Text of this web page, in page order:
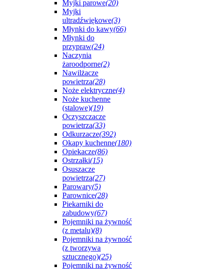
Myjki parowe(20)
Myjki
ultradźwiękowe(3)
Młynki do kawy(66)
Młynki do
przypraw(24)
Naczynia
żaroodporne(2)
Nawilżacze
powietrza(28)
Noże elektryczne(4)
Noże kuchenne
(stalowe)(19)
Oczyszczacze
powietrza(33)
Odkurzacze(392)
Okapy kuchenne(180)
Opiekacze(86)
Ostrzałki(15)
Osuszacze
powietrza(27)
Parowary(5)
Parownice(28)
Piekarniki do
zabudowy(67)
Pojemniki na żywność
(z metalu)(8)
Pojemniki na żywność
(z tworzywa
sztucznego)(25)
Pojemniki na żywność